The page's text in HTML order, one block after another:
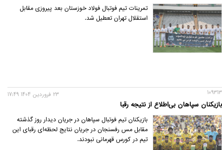
تمرینات تیم فوتبال فولاد خوزستان بعد پیروزی مقابل
استقلال تهران تعطیل شد.
109313
بازیکنان سپاهان بی‌اطلاع از نتیجه رقبا
23 فروردين 1404 17:49
بازیکنان تیم فوتبال سپاهان در جریان دیدار روز گذشته
مقابل مس رفسنجان در جریان نتایج لحظه‌ای رقبای این
تیم در کورس قهرمانی نبودند.